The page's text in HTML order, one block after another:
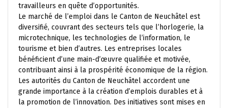
travailleurs en quête d’opportunités.
Le marché de l’emploi dans le Canton de Neuchâtel est
diversifié, couvrant des secteurs tels que l’horlogerie, la
microtechnique, les technologies de l’information, le
tourisme et bien d’autres. Les entreprises locales
bénéficient d’une main-d’œuvre qualifiée et motivée,
contribuant ainsi à la prospérité économique de la région.
Les autorités du Canton de Neuchâtel accordent une
grande importance à la création d’emplois durables et à
la promotion de l’innovation. Des initiatives sont mises en